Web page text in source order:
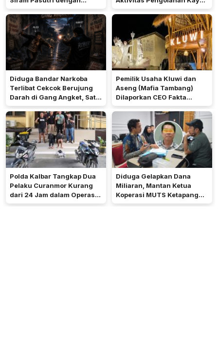
Cairan Asam, Polisi Dalami
Motif
Jadi Sorotan
Diduga Bandar Narkoba
Terlibat Cekcok Berujung
Darah di Gang Angket, Satu
Tertembak dan Satu
Dibacok
Pemilik Usaha Kluwi dan
Aseng (Mafia Tambang)
Dilaporkan CEO Fakta
Kalbar ke Polda Kalbar
Terkait Penyebaran Data
Pribadi
Polda Kalbar Tangkap Dua
Pelaku Curanmor Kurang
dari 24 Jam dalam Operasi
Pekat Kapuas 2026
Diduga Gelapkan Dana
Miliaran, Mantan Ketua
Koperasi MUTS Ketapang
Resmi Dilaporkan ke Polisi